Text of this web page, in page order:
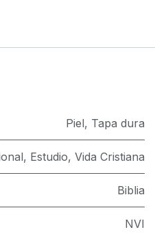
Piel, Tapa dura
, Estudio, Vida Cristiana
Biblia
NVI